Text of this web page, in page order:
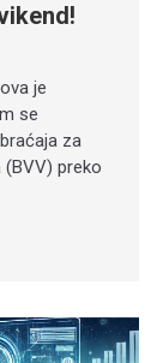
je
se
za
preko